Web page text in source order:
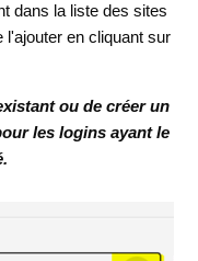
dans la liste des sites
l'ajouter en cliquant sur
ou de créer un
les logins ayant le